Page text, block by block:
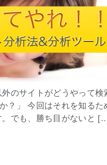
のサイトがどうやって
？」 今回はそれを知るた
。でも、勝ち目がないと